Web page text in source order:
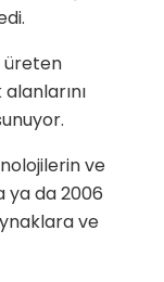
üreten
ve
ya da 2006
ve